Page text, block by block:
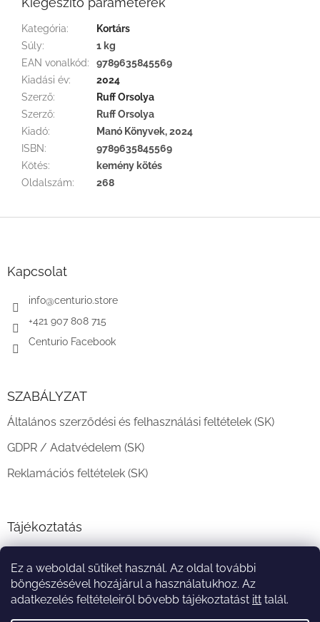
Ez a weboldal sütiket használ. Az oldal további
böngészésével hozájárul a használatukhoz. Az
adatkezelés feltételeiről bővebb tájékoztatást itt talál.
Kategória:
Kortárs
Súly:
1 kg
EAN vonalkód:
9789635845569
Kiadási év:
2024
Szerző:
Ruff Orsolya
Szerző:
Ruff Orsolya
Kiadó:
Manó Könyvek, 2024
ISBN:
9789635845569
Kötés:
kemény kötés
Oldalszám: 268
Kapcsolat
info@centurio.store
+421 907 808 715
Centurio Facebook
SZABÁLYZAT
Általános szerződési és felhasználási feltételek (SK)
GDPR / Adatvédelem (SK)
Reklamációs feltételek (SK)
Tájékoztatás
A vásárlás menete